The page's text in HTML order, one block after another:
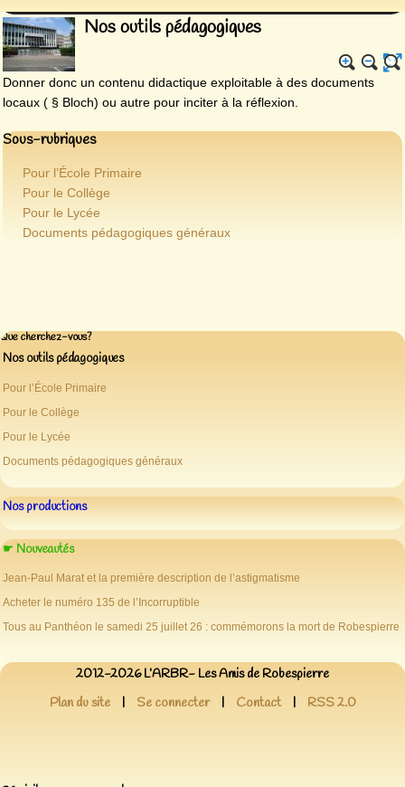
Nos outils pédagogiques
Donner donc un contenu didactique exploitable à des documents
locaux ( § Bloch) ou autre pour inciter à la réflexion.
Sous-rubriques
Pour l’École Primaire
Pour le Collège
Pour le Lycée
Documents pédagogiques généraux
Que cherchez-vous?
Nos outils pédagogiques
Pour l’École Primaire
Pour le Collège
Pour le Lycée
Documents pédagogiques généraux
Nos productions
☛ Nouveautés
Jean-Paul Marat et la première description de l’astigmatisme
Acheter le numéro 135 de l’Incorruptible
Tous au Panthéon le samedi 25 juillet 26 : commémorons la mort de Robespierre
2012-2026 L’ARBR- Les Amis de Robespierre
Plan du site
| Se connecter | Contact | RSS 2.0